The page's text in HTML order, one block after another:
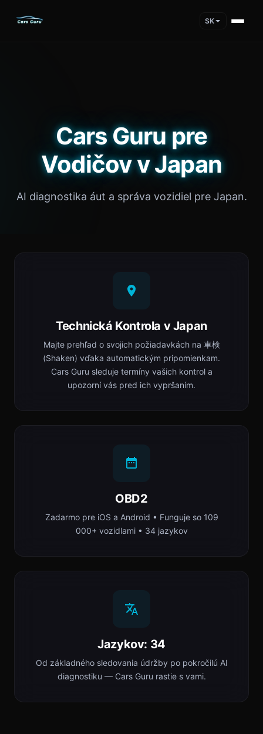
SK
Cars Guru pre
Vodičov v Japan
AI diagnostika áut a správa vozidiel pre Japan.
Technická Kontrola v Japan
Majte prehľad o svojich požiadavkách na 車検
(Shaken) vďaka automatickým pripomienkam.
Cars Guru sleduje termíny vašich kontrol a
upozorní vás pred ich vypršaním.
OBD2
Zadarmo pre iOS a Android • Funguje so 109
000+ vozidlami • 34 jazykov
Jazykov: 34
Od základného sledovania údržby po pokročilú AI
diagnostiku — Cars Guru rastie s vami.